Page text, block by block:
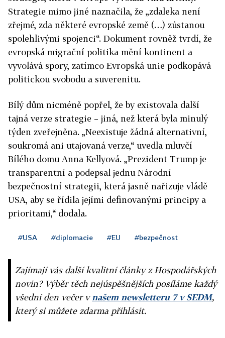
Strategie mimo jiné naznačila, že „zdaleka není
zřejmé, zda některé evropské země (…) zůstanou
spolehlivými spojenci“. Dokument rovněž tvrdí, že
evropská migrační politika mění kontinent a
vyvolává spory, zatímco Evropská unie podkopává
politickou svobodu a suverenitu.
Bílý dům nicméně popřel, že by existovala další
tajná verze strategie – jiná, než která byla minulý
týden zveřejněna. „Neexistuje žádná alternativní,
soukromá ani utajovaná verze,“ uvedla mluvčí
Bílého domu Anna Kellyová. „Prezident Trump je
transparentní a podepsal jednu Národní
bezpečnostní strategii, která jasně nařizuje vládě
USA, aby se řídila jejími definovanými principy a
prioritami,“ dodala.
#USA #diplomacie #EU #bezpečnost
Zajímají vás další kvalitní články z Hospodářských
novin? Výběr těch nejúspěšnějších posíláme každý
všední den večer vnašem newsletteru 7 v SEDM,
který si můžete zdarma přihlásit.